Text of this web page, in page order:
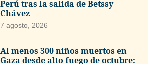
Perú tras la salida de Betssy
Chávez
7 agosto, 2026
Al menos 300 niños muertos en
Gaza desde alto fuego de octubre: